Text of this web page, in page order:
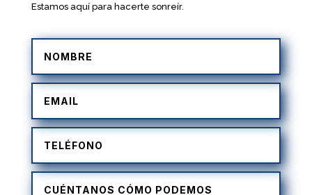
Estamos aquí para hacerte sonreír.